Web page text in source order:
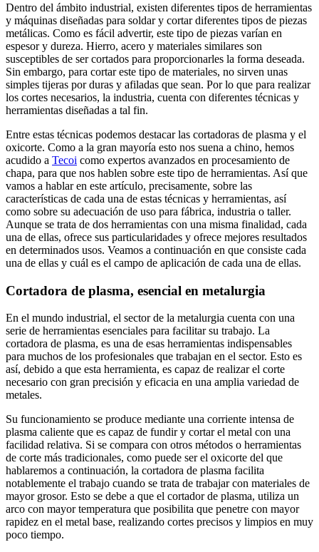
Dentro del ámbito industrial, existen diferentes tipos de herramientas
y máquinas diseñadas para soldar y cortar diferentes tipos de piezas
metálicas. Como es fácil advertir, este tipo de piezas varían en
espesor y dureza. Hierro, acero y materiales similares son
susceptibles de ser cortados para proporcionarles la forma deseada.
Sin embargo, para cortar este tipo de materiales, no sirven unas
simples tijeras por duras y afiladas que sean. Por lo que para realizar
los cortes necesarios, la industria, cuenta con diferentes técnicas y
herramientas diseñadas a tal fin.
Entre estas técnicas podemos destacar las cortadoras de plasma y el
oxicorte. Como a la gran mayoría esto nos suena a chino, hemos
acudido a Tecoi como expertos avanzados en procesamiento de
chapa, para que nos hablen sobre este tipo de herramientas. Así que
vamos a hablar en este artículo, precisamente, sobre las
características de cada una de estas técnicas y herramientas, así
como sobre su adecuación de uso para fábrica, industria o taller.
Aunque se trata de dos herramientas con una misma finalidad, cada
una de ellas, ofrece sus particularidades y ofrece mejores resultados
en determinados usos. Veamos a continuación en que consiste cada
una de ellas y cuál es el campo de aplicación de cada una de ellas.
Cortadora de plasma, esencial en metalurgia
En el mundo industrial, el sector de la metalurgia cuenta con una
serie de herramientas esenciales para facilitar su trabajo. La
cortadora de plasma, es una de esas herramientas indispensables
para muchos de los profesionales que trabajan en el sector. Esto es
así, debido a que esta herramienta, es capaz de realizar el corte
necesario con gran precisión y eficacia en una amplia variedad de
metales.
Su funcionamiento se produce mediante una corriente intensa de
plasma caliente que es capaz de fundir y cortar el metal con una
facilidad relativa. Si se compara con otros métodos o herramientas
de corte más tradicionales, como puede ser el oxicorte del que
hablaremos a continuación, la cortadora de plasma facilita
notablemente el trabajo cuando se trata de trabajar con materiales de
mayor grosor. Esto se debe a que el cortador de plasma, utiliza un
arco con mayor temperatura que posibilita que penetre con mayor
rapidez en el metal base, realizando cortes precisos y limpios en muy
poco tiempo.